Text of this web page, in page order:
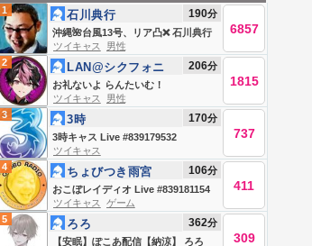
@MARKL1NCK
1
沖縄🌺台風13号、リア凸❌ 石川典行
のノリユキラジオ
石川典行 190分
6857
ツイキャス
男性
2
お礼ないよ らんたいむ！
LAN@シクフォニ 206分
1815
ツイキャス
男性
3
3時キャス Live #839179532
3時 170分
737
ツイキャス
4
おこぼレイディオ Live #839181154
ちょびつき雨宮 106分
411
ツイキャス
ゲーム
5
【安眠】ぽこあ配信【納涼】 ろろ
ろろ 362分
309